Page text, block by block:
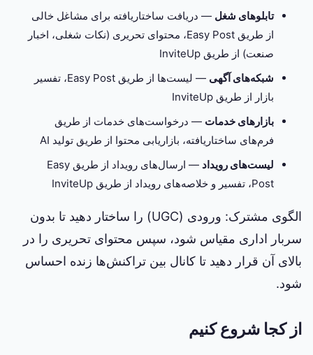
تابلوهای شغل— دریافت ساختاریافته برای مشاغل خالی
از طریق Easy Post، محتوای تحریری (نکات شغلی، اخبار
صنعت) از طریق InviteUp
شبکه‌های آگهی
— لیست‌ها از طریق Easy Post، تفسیر
بازار از طریق InviteUp
بازارهای خدمات— درخواست‌های خدمات از طریق
فرم‌های ساختاریافته، بازاریابی محتوا از طریق تولید AI
لیست‌های رویداد
— ارسال‌های رویداد از طریق Easy
Post، تفسیر و خلاصه‌های رویداد از طریق InviteUp
الگوی مشترک: ورودی (UGC) را ساختار دهید تا بدون
سربار اداری مقیاس شود، سپس محتوای تحریری را در
بالای آن قرار دهید تا کانال بین تراکنش‌ها زنده احساس
شود.
از کجا شروع کنیم